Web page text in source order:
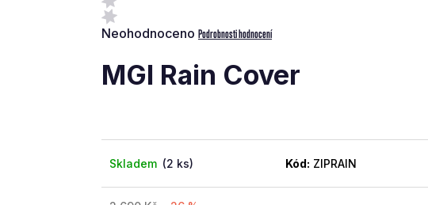
Průměrné
je
hvězdiček.
Neohodnoceno Podrobnosti hodnocení
MGI Rain Cover
Skladem (2 ks) Kód: ZIPRAIN